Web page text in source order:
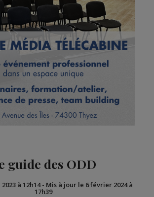
guide des ODD
à 12h14- Mis à jour le 6 février 2024 à
17h39